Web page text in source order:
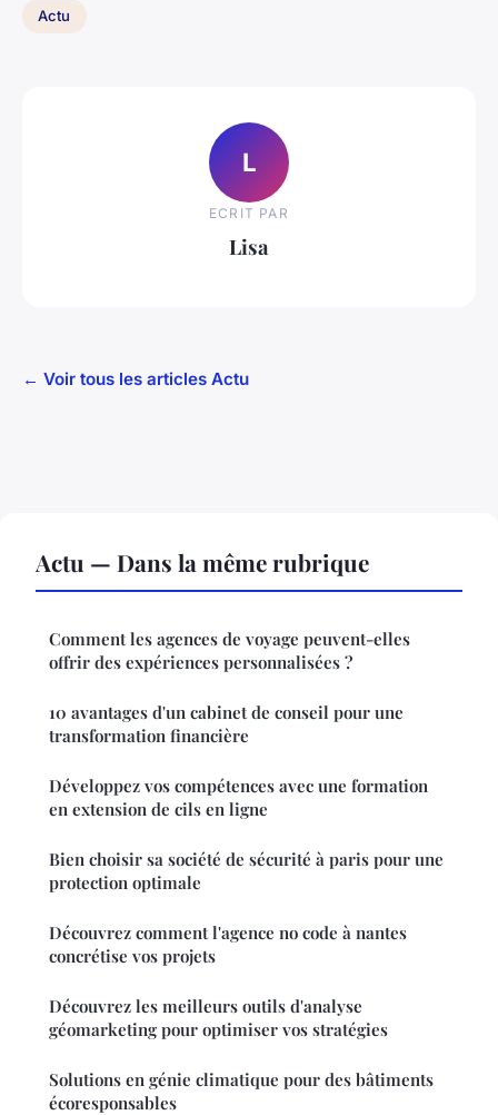
Actu
L
ECRIT PAR
Lisa
← Voir tous les articles Actu
Actu — Dans la même rubrique
Comment les agences de voyage peuvent-elles
offrir des expériences personnalisées ?
10 avantages d'un cabinet de conseil pour une
transformation financière
Développez vos compétences avec une formation
en extension de cils en ligne
Bien choisir sa société de sécurité à paris pour une
protection optimale
Découvrez comment l'agence no code à nantes
concrétise vos projets
Découvrez les meilleurs outils d'analyse
géomarketing pour optimiser vos stratégies
Solutions en génie climatique pour des bâtiments
écoresponsables